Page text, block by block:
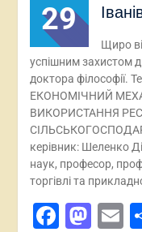
29
Щиро
успішним захистом
доктора філософії.
ЕКОНОМІЧНИЙ
ВИКОРИСТАННЯ
керівник: Шеленко
наук, професор,
торгівлі та